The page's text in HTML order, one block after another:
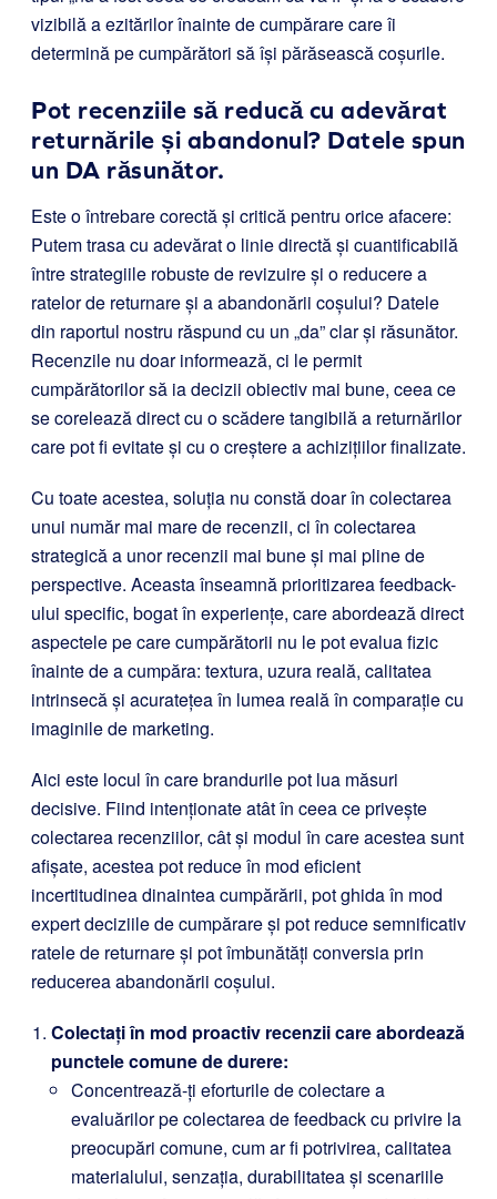
vizibilă a ezitărilor înainte de cumpărare care îi
determină pe cumpărători să își părăsească coșurile.
Pot recenziile să reducă cu adevărat
returnările și abandonul? Datele spun
un DA răsunător.
Este o întrebare corectă și critică pentru orice afacere:
Putem trasa cu adevărat o linie directă și cuantificabilă
între strategiile robuste de revizuire și o reducere a
ratelor de returnare și a abandonării coșului? Datele
din raportul nostru răspund cu un „da” clar și răsunător.
Recenzile nu doar informează, ci le permit
cumpărătorilor să ia decizii obiectiv mai bune, ceea ce
se corelează direct cu o scădere tangibilă a returnărilor
care pot fi evitate și cu o creștere a achizițiilor finalizate.
Cu toate acestea, soluția nu constă doar în colectarea
unui număr mai mare de recenzii, ci în colectarea
strategică a unor recenzii mai bune și mai pline de
perspective. Aceasta înseamnă prioritizarea feedback-
ului specific, bogat în experiențe, care abordează direct
aspectele pe care cumpărătorii nu le pot evalua fizic
înainte de a cumpăra: textura, uzura reală, calitatea
intrinsecă și acuratețea în lumea reală în comparație cu
imaginile de marketing.
Aici este locul în care brandurile pot lua măsuri
decisive. Fiind intenționate atât în ceea ce privește
colectarea recenziilor, cât și modul în care acestea sunt
afișate, acestea pot reduce în mod eficient
incertitudinea dinaintea cumpărării, pot ghida în mod
expert deciziile de cumpărare și pot reduce semnificativ
ratele de returnare și pot îmbunătăți conversia prin
reducerea abandonării coșului.
Colectați în mod proactiv recenzii care abordează
punctele comune de durere:
Concentrează-ți eforturile de colectare a
evaluărilor pe colectarea de feedback cu privire la
preocupări comune, cum ar fi potrivirea, calitatea
materialului, senzația, durabilitatea și scenariile